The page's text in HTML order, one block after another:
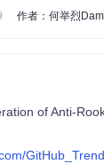
作者：何举烈